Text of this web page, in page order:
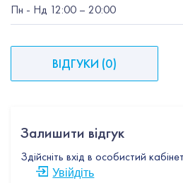
Пн - Нд 12:00 – 20:00
ВІДГУКИ (0)
Залишити відгук
Здійсніть вхід в особистий
Увійдіть